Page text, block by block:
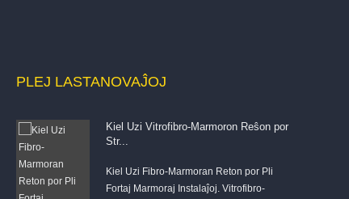
PLEJ LASTANOVAĴOJ
Kiel Uzi Vitrofibro-Marmoron Reŝon por
Str...
Kiel Uzi Fibro-Marmoran Reton por Pli
Fortaj Marmoraj Instalaĵoj. Vitrofibro-